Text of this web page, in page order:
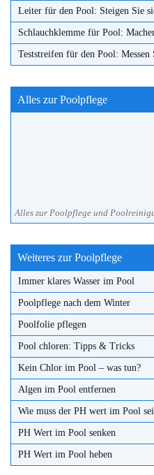
Leiter für den Pool: Steigen Sie
Schlauchklemme für Pool:
Teststreifen für den Pool:
Alles zur Poolpflege
Alles zur Poolpflege und
Weiteres zur Poolpflege
Immer klares Wasser im Pool
Poolpflege nach dem Winter
Poolfolie pflegen
Pool chloren: Tipps & Tricks
Kein Chlor im Pool – was tun?
Algen im Pool entfernen
Wie muss der PH wert im Pool
PH Wert im Pool senken
PH Wert im Pool heben